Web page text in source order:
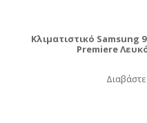
Κλιματιστικό Samsung
Premiere Λευκό